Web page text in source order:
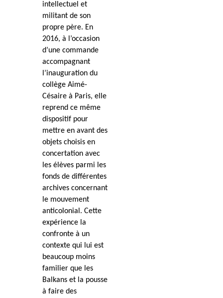
intellectuel et
militant de son
propre père. En
2016, à l’occasion
d’une commande
accompagnant
l’inauguration du
collège Aimé-
Césaire à Paris, elle
reprend ce même
dispositif pour
mettre en avant des
objets choisis en
concertation avec
les élèves parmi les
fonds de différentes
archives concernant
le mouvement
anticolonial. Cette
expérience la
confronte à un
contexte qui lui est
beaucoup moins
familier que les
Balkans et la pousse
à faire des